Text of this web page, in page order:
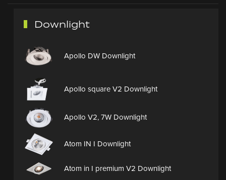
Downlight
Apollo DW Downlight
Apollo square V2 Downlight
Apollo V2, 7W Downlight
Atom IN I Downlight
Atom in I premium V2 Downlight